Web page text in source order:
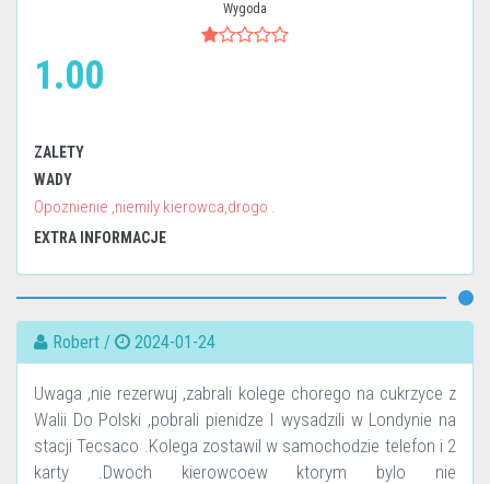
Wygoda
1.00
ZALETY
WADY
Opoznienie ,niemily kierowca,drogo .
EXTRA INFORMACJE
Robert / 2024-01-24
Uwaga ,nie rezerwuj ,zabrali kolege chorego na cukrzyce z
Walii Do Polski ,pobrali pienidze I wysadzili w Londynie na
stacji Tecsaco .Kolega zostawil w samochodzie telefon i 2
karty .Dwoch kierowcoew ktorym bylo nie